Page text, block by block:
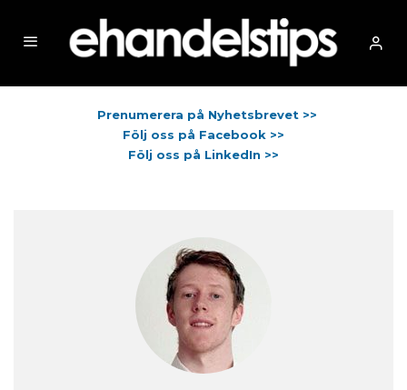
Prenumerera på Nyhetsbrevet >>
Följ oss på Facebook >>
Följ oss på LinkedIn >>